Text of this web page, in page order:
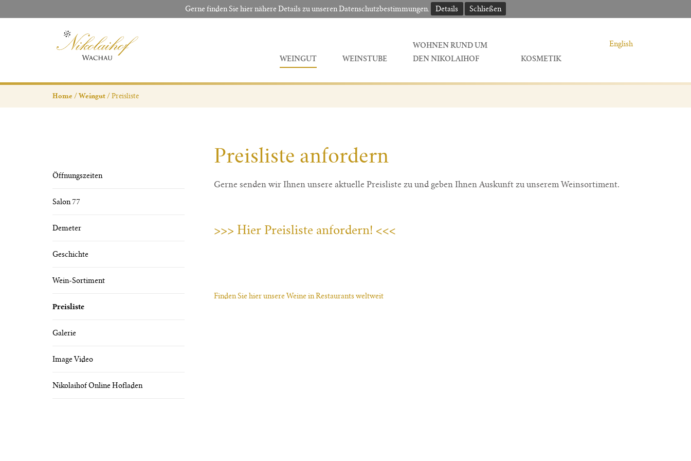
Gerne finden Sie hier nähere Details zu unseren Datenschutzbestimmungen. Details Schließen
WEINGUT WEINSTUBE
WOHNEN RUND UM
DEN NIKOLAIHOF
KOSMETIK
English
Home Weingut Preisliste
Preisliste anfordern
Gerne senden wir Ihnen unsere aktuelle Preisliste zu und geben Ihnen Auskunft zu unserem Weinsortiment.
>>> Hier Preisliste anfordern! <<<
Finden Sie hier unsere Weine in Restaurants weltweit
Öffnungszeiten
Salon 77
Demeter
Geschichte
Wein-Sortiment
Preisliste
Galerie
Image Video
Nikolaihof Online Hofladen